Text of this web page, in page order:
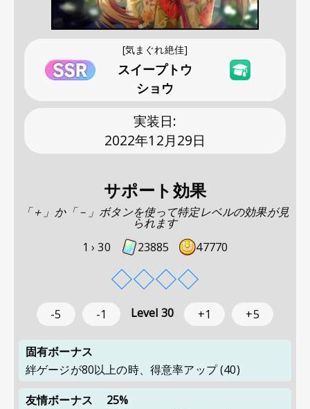
[気まぐれ絶佳]
スイープトウ
ショウ
実装日:
2022年12月29日
サポート効果
「＋」か「－」ボタンを使って特定レベルの効果が見
られます
1 ›30 23885 47770
◇◇◇◇
-5 -1 Level 30 +1 +5
固有ボーナス
絆ゲージが80以上の時、得意率アップ (40)
友情ボーナス
25%